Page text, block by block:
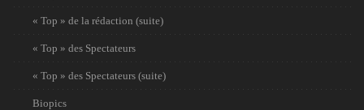
« Top » de la rédaction (suite)
« Top » des Spectateurs
« Top » des Spectateurs (suite)
Biopics